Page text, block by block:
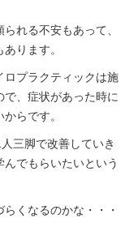
れる不安もあって、
ります。
プラクティックは施
、症状があった時に
らです。
三脚で改善していき
でもらいたいという
くなるのかな・・・